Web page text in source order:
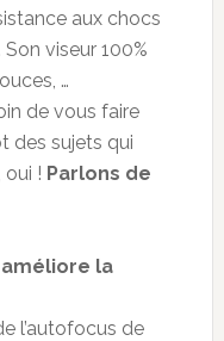
aux chocs
viseur 100%
…
de vous faire
des sujets qui
! Parlons de
la
l’autofocus de